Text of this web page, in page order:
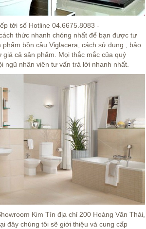
tới số Hotline 04.6675.8083 -
thức nhanh chóng nhất để bạn được tư
phẩm bồn cầu Viglacera, cách sử dụng , bảo
giá cả sản phẩm. Mọi thắc mắc của quý
ngũ nhân viên tư vấn trả lời nhanh nhất.
Kim Tín địa chỉ 200 Hoàng Văn Thái,
đây chúng tôi sẽ giới thiệu và cung cấp